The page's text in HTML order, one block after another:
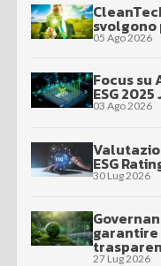
svolgono
05 Ago 2026
Focus
ESG 2025
03 Ago 2026
ESG
30 Lug 2026
27 Lug 2026